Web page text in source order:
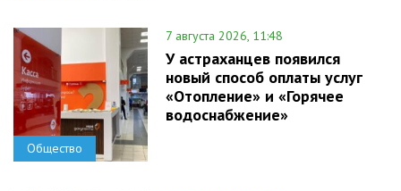
Общество
7 августа 2026, 11:48
У астраханцев появился
новый способ оплаты услуг
«Отопление» и «Горячее
водоснабжение»